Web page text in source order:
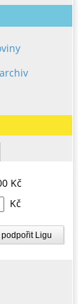
archiv
Kč
Kč